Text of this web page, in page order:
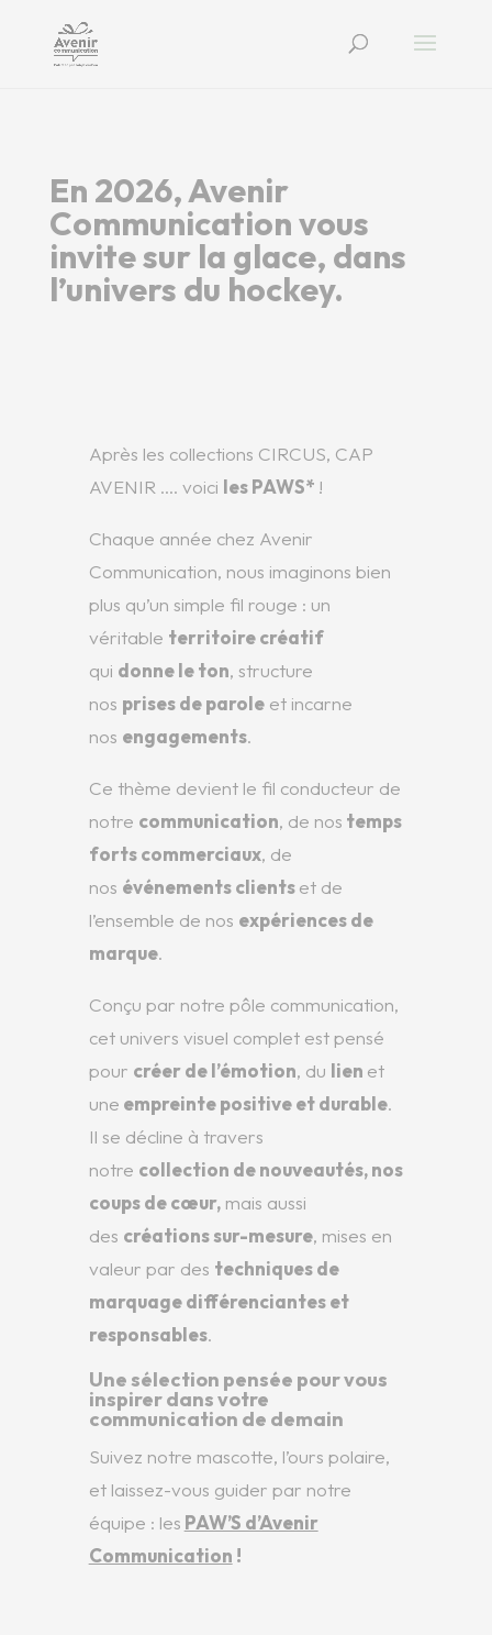
En 2026, Avenir
Communication vous
invite sur la glace, dans
l’univers du hockey.
Après les collections CIRCUS, CAP
AVENIR …. voici lesPAWS*!
Chaque année chez Avenir
Communication, nous imaginons bien
plus qu’un simple fil rouge : un
véritable territoire créatif
qui donne le ton, structure
nos prises de paroleet incarne
nos engagements.
Ce thème devient le fil conducteur de
notre communication, de nos temps
forts commerciaux, de
nos événements clients et de
l’ensemble de nos expériences de
marque.
Conçu par notre pôle communication,
cet univers visuel complet est pensé
pour créer de l’émotion, du lien et
une empreinte positive et durable.
Il se décline à travers
notre collection de nouveautés, nos
coups de cœur,mais aussi
des créations sur-mesure, mises en
valeur par des techniques de
marquage différenciantes et
responsables.
Une sélection pensée pour vous
inspirer dans votre
communication de demain
Suivez notre mascotte, l’ours polaire,
et laissez-vous guider par notre
équipe : les PAW’S d’Avenir
Communication !